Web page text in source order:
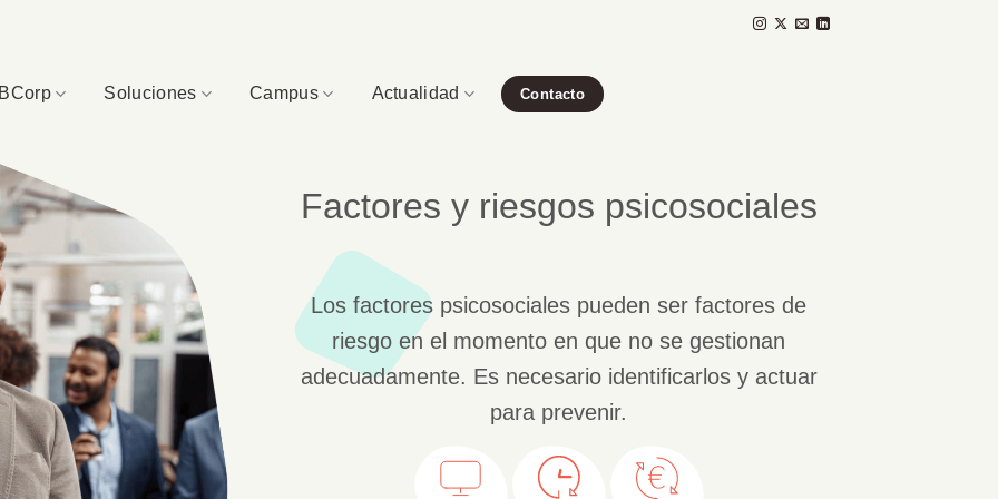
Soluciones Campus Actualidad Contacto
Factores y riesgos psicosociales
Los factores psicosociales pueden ser factores de
riesgo en el momento en que no se gestionan
adecuadamente. Es necesario identificarlos y actuar
para prevenir.